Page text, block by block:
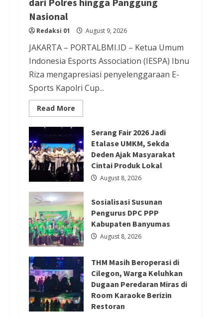
Redaksi 01
August 8, 2026
Berita Hiburan
Berita Lifestyle dan Insurance
Berita Terbaru
THM Masih Beroperasi di Cilegon,
Warga Keluhkan Dugaan
Peredaran Miras di Room
Karaoke Berizin Restoran
Redaksi 01
Berita Ekonomi dan Bisnis
Berita Otomotif
Berita Trending
GIIAS Education Day Menjadi
Sarana Belajar Interaktif bagi
Pelajar SMK Sederajat hingga
Perguruan Tinggi
Redaksi 01 August 8, 2026
Nasional
Redaksi 01 August 9, 2026
JAKARTA – PORTALBMI.ID – Ketua Umum
Indonesia Esports Association (IESPA) Ibnu
Riza mengapresiasi penyelenggaraan E-
Sports Kapolri Cup...
Read More
more
Ketua
IESPA
Ibnu
Riza
Apresiasi
Kapolri
Cup
2026:
Wadah
Luar
Biasa,
dari
Polres
hingga
Panggung
Nasional
Serang Fair 2026 Jadi
Etalase UMKM, Sekda
Deden Ajak Masyarakat
Cintai Produk Lokal
August 8, 2026
Sosialisasi Susunan
Pengurus DPC PPP
Kabupaten Banyumas
August 8, 2026
THM Masih Beroperasi di
Cilegon, Warga Keluhkan
Dugaan Peredaran Miras di
Room Karaoke Berizin
Restoran